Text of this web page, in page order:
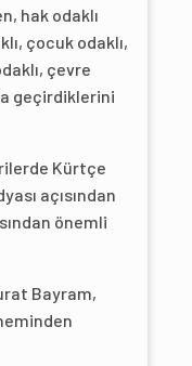
hak odaklı
çocuk odaklı,
çevre
geçirdiklerini
Kürtçe
açısından
önemli
Bayram,